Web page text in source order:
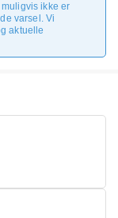
ikke er
varsel. Vi
aktuelle